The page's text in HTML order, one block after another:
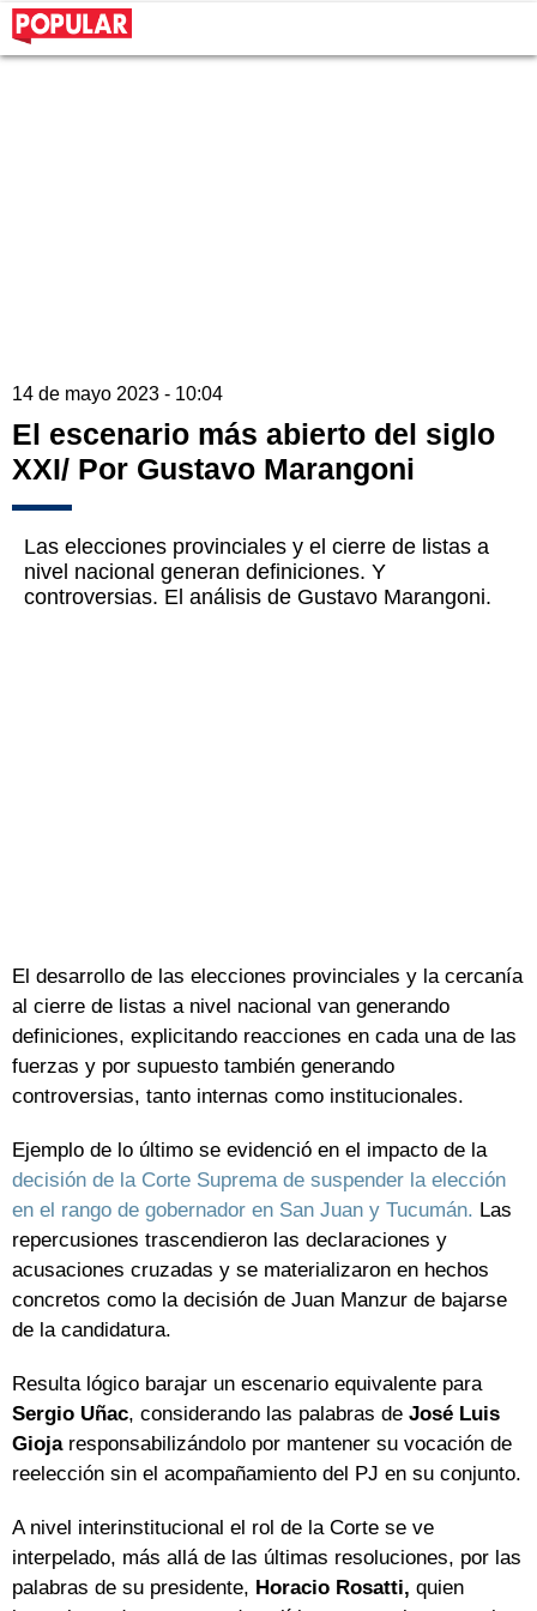
14 de mayo 2023 - 10:04
El escenario más abierto del siglo
XXI/ Por Gustavo Marangoni
Las elecciones provinciales y el cierre de listas a
nivel nacional generan definiciones. Y
controversias. El análisis de Gustavo Marangoni.
El desarrollo de las elecciones provinciales y la cercanía
al cierre de listas a nivel nacional van generando
definiciones, explicitando reacciones en cada una de las
fuerzas y por supuesto también generando
controversias, tanto internas como institucionales.
Ejemplo de lo último se evidenció en el impacto de la
decisión de la Corte Suprema de suspender la elección
en el rango de gobernador en San Juan y Tucumán. Las
repercusiones trascendieron las declaraciones y
acusaciones cruzadas y se materializaron en hechos
concretos como la decisión de Juan Manzur de bajarse
de la candidatura.
Resulta lógico barajar un escenario equivalente para
Sergio Uñac, considerando las palabras de José Luis
Giojaresponsabilizándolo por mantener su vocación de
reelección sin el acompañamiento del PJ en su conjunto.
A nivel interinstitucional el rol de la Corte se ve
interpelado, más allá de las últimas resoluciones, por las
palabras de su presidente, Horacio Rosatti, quien